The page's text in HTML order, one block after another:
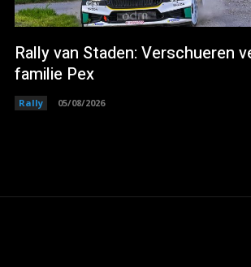
Rally van Staden: Verschueren
familie Pex
Rally 05/08/2026